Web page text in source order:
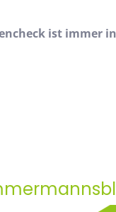
ist immer